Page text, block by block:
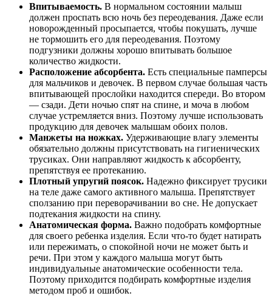
Впитываемость. В нормальном состоянии малыш
должен проспать всю ночь без переодевания. Даже если
новорожденный просыпается, чтобы покушать, лучше
не тормошить его для переодевания. Поэтому
подгузники должны хорошо впитывать большое
количество жидкости.
Расположение абсорбента. Есть специальные памперсы
для мальчиков и девочек. В первом случае большая часть
впитывающей прослойки находится спереди. Во втором
— сзади. Дети ночью спят на спине, и моча в любом
случае устремляется вниз. Поэтому лучше использовать
продукцию для девочек малышам обоих полов.
Манжеты на ножках. Удерживающие влагу элементы
обязательно должны присутствовать на гигиенических
трусиках. Они направляют жидкость к абсорбенту,
препятствуя ее протеканию.
Плотный упругий поясок. Надежно фиксирует трусики
на теле даже самого активного малыша. Препятствует
сползанию при переворачивании во сне. Не допускает
подтекания жидкости на спину.
Анатомическая форма. Важно подобрать комфортные
для своего ребенка изделия. Если что-то будет натирать
или пережимать, о спокойной ночи не может быть и
речи. При этом у каждого малыша могут быть
индивидуальные анатомические особенности тела.
Поэтому приходится подбирать комфортные изделия
методом проб и ошибок.